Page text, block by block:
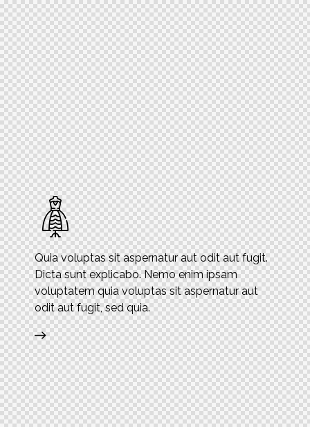
Quia voluptas sit aspernatur aut odit aut fugit.
Dicta sunt explicabo. Nemo enim ipsam
voluptatem quia voluptas sit aspernatur aut
odit aut fugit, sed quia.